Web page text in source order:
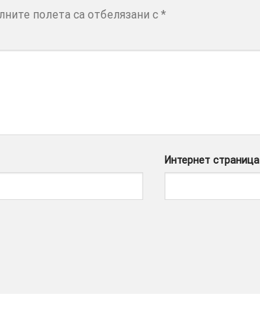
полета са отбелязани с *
Интернет страница